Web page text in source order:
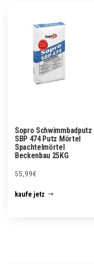
Sopro Schwimmbadputz
SBP 474 Putz Mörtel
Spachtelmörtel
Beckenbau 25KG
55,99€
kaufe jetz